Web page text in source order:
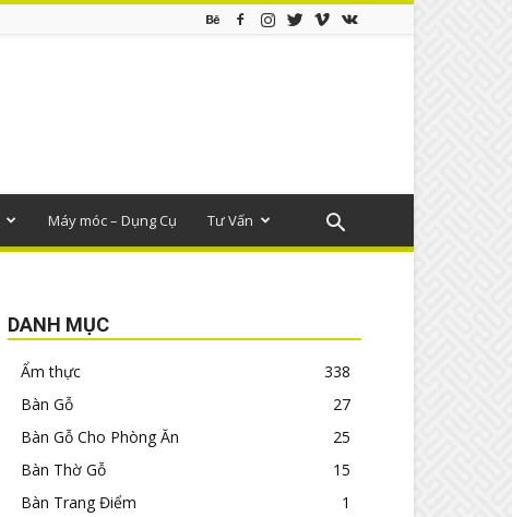
Máy móc – Dụng Cụ Tư Vấn
DANH MỤC
Ẩm thực
338
Bàn Gỗ
27
Bàn Gỗ Cho Phòng Ăn
25
Bàn Thờ Gỗ
15
Bàn Trang Điểm
1